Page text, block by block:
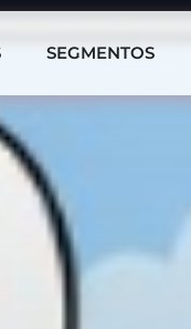
SEGMENTOS